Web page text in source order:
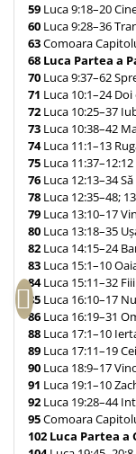
59 Luca 9:18–20
60 Luca 9:28–36
63Comoara
68 Luca Partea a
70 Luca 9:37–62
71 Luca 10:1–24
72 Luca 10:25–37
73 Luca 10:38–42
74Luca 11:1–13
75 Luca
76 Luca 12:13–34
78 Luca 12:35–48;
79 Luca 13:10–17
80 Luca 13:18–35
82 Luca 14:15–24
83 Luca 15:1–10
84Luca 15:11–32
85 Luca 16:10–17
86 Luca 16:19–31
88 Luca 17:1–10
89 Luca 17:11–19
90 Luca 18:9–17
91 Luca 19:1–10
92 Luca 19:28–44
95Comoara
102 Luca Partea